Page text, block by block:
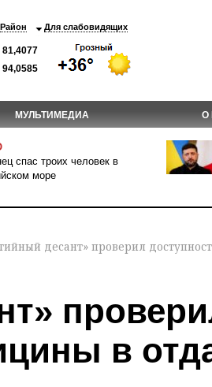
Район Для слабовидящих
81,4077
94,0585
МУЛЬТИМЕДИА О
спас троих человек в
море
десант» проверил
в